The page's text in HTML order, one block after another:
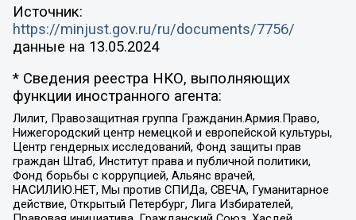
Источник:
https://minjust.gov.ru/ru/documents/7756/
данные на 13.05.2024
* Сведения реестра НКО, выполняющих
функции иностранного агента:
Лилит, Правозащитная группа Гражданин.Армия.Право,
Нижегородский центр немецкой и европейской культуры,
Центр гендерных исследований, Фонд защиты прав
граждан Штаб, Институт права и публичной политики,
Фонд борьбы с коррупцией, Альянс врачей,
НАСИЛИЮ.НЕТ, Мы против СПИДа, СВЕЧА, Гуманитарное
действие, Открытый Петербург, Лига Избирателей,